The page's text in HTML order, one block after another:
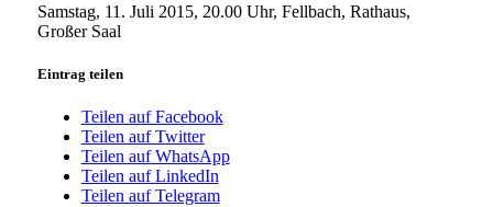
Samstag, 11. Juli 2015, 20.00 Uhr, Fellbach, Rathaus,
Großer Saal
Eintrag teilen
Teilen auf Facebook
Teilen auf Twitter
Teilen auf WhatsApp
Teilen auf LinkedIn
Teilen auf Telegram